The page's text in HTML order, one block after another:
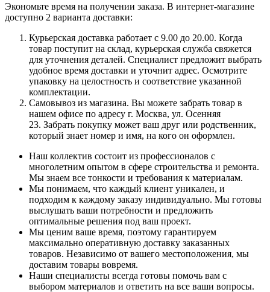
Экономьте время на получении заказа. В интернет-магазине
доступно 2 варианта доставки:
Курьерская доставка работает с 9.00 до 20.00. Когда
товар поступит на склад, курьерская служба свяжется
для уточнения деталей. Специалист предложит выбрать
удобное время доставки и уточнит адрес. Осмотрите
упаковку на целостность и соответствие указанной
комплектации.
Самовывоз из магазина. Вы можете забрать товар в
нашем офисе по адресу г. Москва, ул. Осенняя
23. Забрать покупку может ваш друг или родственник,
который знает номер и имя, на кого он оформлен.
Наш коллектив состоит из профессионалов с
многолетним опытом в сфере строительства и ремонта.
Мы знаем все тонкости и требования к материалам.
Мы понимаем, что каждый клиент уникален, и
подходим к каждому заказу индивидуально. Мы готовы
выслушать ваши потребности и предложить
оптимальные решения под ваш проект.
Мы ценим ваше время, поэтому гарантируем
максимально оперативную доставку заказанных
товаров. Независимо от вашего местоположения, мы
доставим товары вовремя.
Наши специалисты всегда готовы помочь вам с
выбором материалов и ответить на все ваши вопросы.